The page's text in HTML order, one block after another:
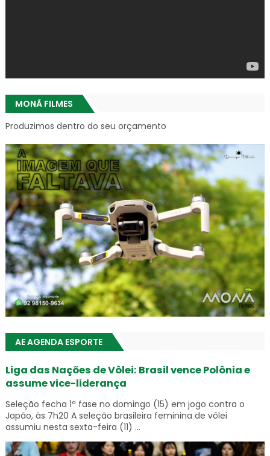
MONÃ FILMES
Produzimos dentro do seu orçamento
AE AGENDA ESPORTE
Liga das Nações de Vôlei: Brasil vence Polônia e
assume vice-liderança
Seleção fecha 1ª fase no domingo (15) em jogo contra o
Japão, às 7h20 A seleção brasileira feminina de vôlei
assumiu nesta sexta-feira (11) ...